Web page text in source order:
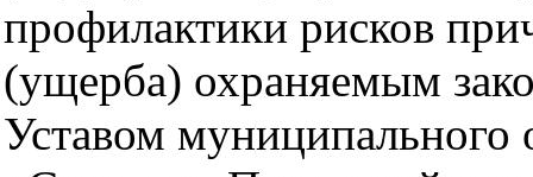
профилактики рисков
(ущерба) охраняемым
Уставом муниципального